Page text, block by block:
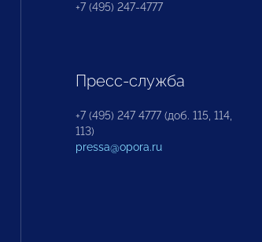
+7 (495) 247-4777
Пресс-служба
+7 (495) 247 4777 (доб. 115, 114,
113)
pressa@opora.ru